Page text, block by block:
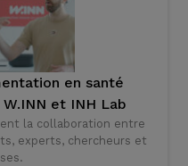
en santé
et INH Lab
la collaboration entre
experts, chercheurs et